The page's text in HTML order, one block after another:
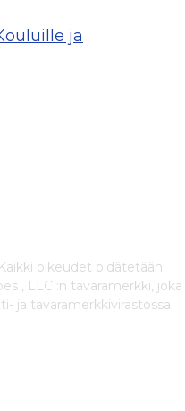
ja
oikeudet pidätetään.
, LLC :n tavaramerkki, joka
ja tavaramerkkivirastossa.